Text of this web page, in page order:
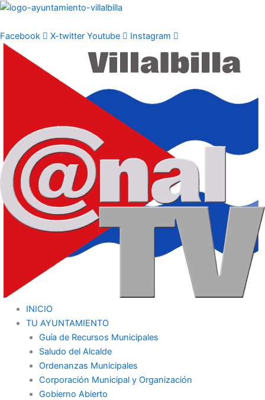
Ir
contenido
Facebook X-twitter Youtube Instagram
INICIO
TU AYUNTAMIENTO
Guía de Recursos Municipales
Saludo del Alcalde
Ordenanzas Municipales
Corporación Municipal y Organización
Gobierno Abierto